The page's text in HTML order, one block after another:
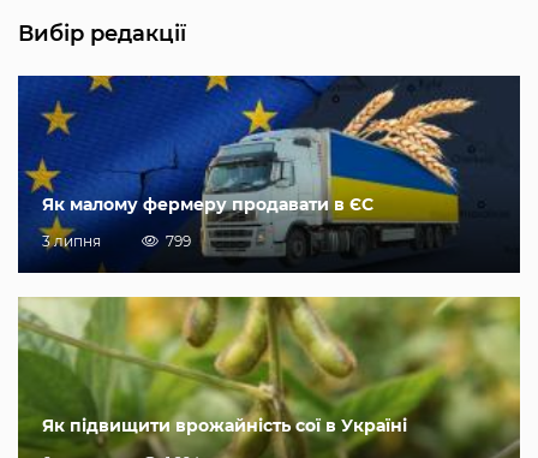
Вибір редакції
Як малому фермеру продавати в ЄС
3 липня 799
Як підвищити врожайність сої в Україні